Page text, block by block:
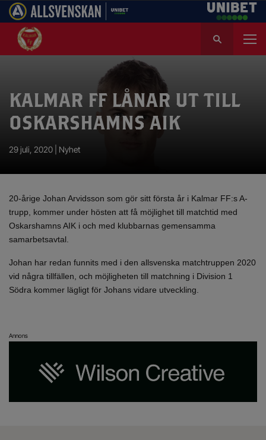
k
KALMAR FF LÅNAR UT TILL
OSKARSHAMNS AIK
29 juli, 2020 | Nyhet
20-årige Johan Arvidsson som gör sitt första år i Kalmar FF:s A-
trupp, kommer under hösten att få möjlighet till matchtid med
Oskarshamns AIK i och med klubbarnas gemensamma
samarbetsavtal.
Johan har redan funnits med i den allsvenska matchtruppen 2020
vid några tillfällen, och möjligheten till matchning i Division 1
Södra kommer lägligt för Johans vidare utveckling.
Annons